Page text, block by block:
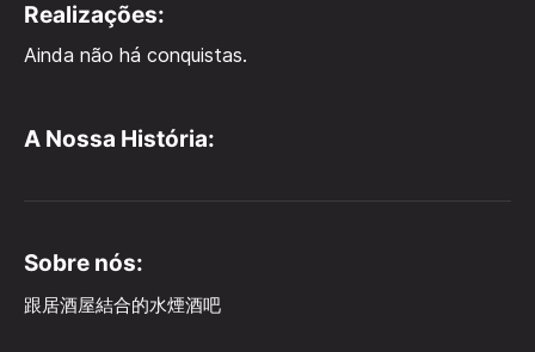
Realizações:
Ainda não há conquistas.
A Nossa História:
Sobre nós:
跟居酒屋結合的水煙酒吧